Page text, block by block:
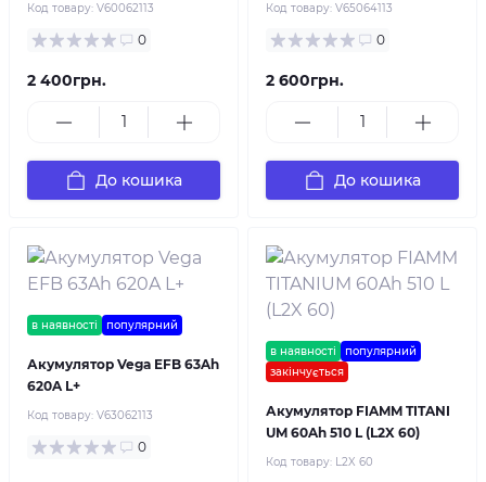
Код товару: V60062113
0
2 400грн.
До кошика
Код товару: V65064113
0
2 600грн.
До кошика
в наявності популярний
Акумулятор Vega EFB 63Ah
620A L+
Код товару: V63062113
0
в наявності
популярний
закінчується
Акумулятор FIAMM TITANI
UM 60Ah 510 L (L2X 60)
Код товару: L2X 60